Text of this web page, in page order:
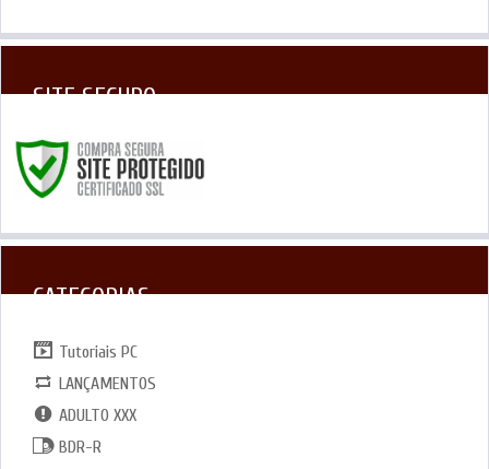
SITE SEGURO
CATEGORIAS
Tutoriais PC
LANÇAMENTOS
ADULTO XXX
BDR-R